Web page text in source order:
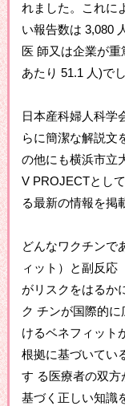
れました。これに
い報告数は 3,080
医 師又は企業が重
あたり 51.1 人)でし
日本産科婦人科学
らに簡潔な解説文
の他にも横浜市立
V PROJECTとし
る最新の情報を掲
どんなワクチンで
ィット）と副反応
がリスクをはるか
ク チンが国際的
けるベネフィット
根拠に基づいてい
す る医療者の双方
基づく正しい知識